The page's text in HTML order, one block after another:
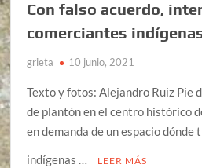
Con falso acuerdo,
comerciantes
grieta 10 junio, 2021
Texto y fotos: Alejandro Ruiz Pie
de plantón en el centro histórico
en demanda de un espacio dónde
indígenas …
LEER MÁS